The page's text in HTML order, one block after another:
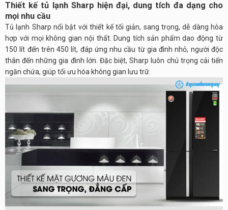
Thiết kế tủ lạnh Sharp hiện đại, dung tích đa dạng cho
mọi nhu cầu
Tủ lạnh Sharp nổi bật với thiết kế tối giản, sang trọng, dễ dàng hòa
hợp với mọi không gian nội thất. Dung tích sản phẩm dao động từ
150 lít đến trên 450 lít, đáp ứng nhu cầu từ gia đình nhỏ, người độc
thân đến những gia đình lớn. Đặc biệt, Sharp luôn chú trọng cải tiến
ngăn chứa, giúp tối ưu hóa không gian lưu trữ.